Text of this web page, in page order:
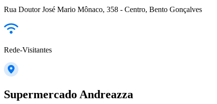
Rua Doutor José Mario Mônaco, 358 - Centro, Bento Gonçalves
Rede-Visitantes
Supermercado Andreazza